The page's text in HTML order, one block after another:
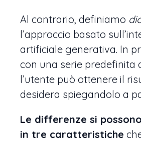
Al contrario, definiamo
l’approccio basato
artificiale generativa. In
con una serie predefinita
l’utente può ottenere il
desidera spiegandolo a
Le differenze si
in tre caratteristiche